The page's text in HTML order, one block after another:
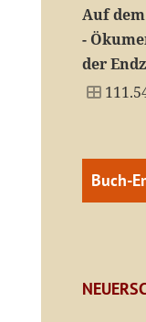
Auf
-
der
Buch-